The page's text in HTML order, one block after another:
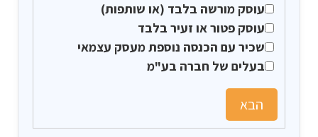
עוסק מורשה בלבד (או שותפות)
עוסק פטור או זעיר בלבד
שכיר עם הכנסה נוספת מעסק עצמאי
בעלים של חברה בע"מ
הבא